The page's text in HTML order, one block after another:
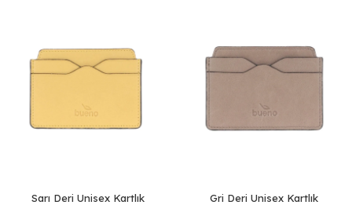
Sarı Deri Unisex Kartlık Gri Deri Unisex Kartlık